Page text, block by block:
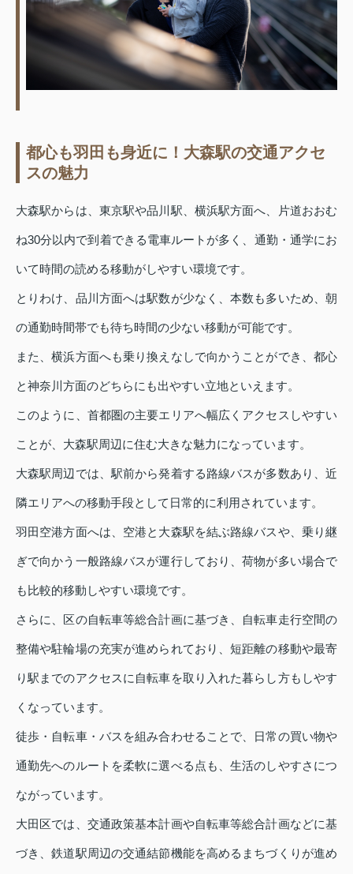
都心も羽田も身近に！大森駅の交通アクセ
スの魅力
大森駅からは、東京駅や品川駅、横浜駅方面へ、片道おおむ
ね30分以内で到着できる電車ルートが多く、通勤・通学にお
いて時間の読める移動がしやすい環境です。
とりわけ、品川方面へは駅数が少なく、本数も多いため、朝
の通勤時間帯でも待ち時間の少ない移動が可能です。
また、横浜方面へも乗り換えなしで向かうことができ、都心
と神奈川方面のどちらにも出やすい立地といえます。
このように、首都圏の主要エリアへ幅広くアクセスしやすい
ことが、大森駅周辺に住む大きな魅力になっています。
大森駅周辺では、駅前から発着する路線バスが多数あり、近
隣エリアへの移動手段として日常的に利用されています。
羽田空港方面へは、空港と大森駅を結ぶ路線バスや、乗り継
ぎで向かう一般路線バスが運行しており、荷物が多い場合で
も比較的移動しやすい環境です。
さらに、区の自転車等総合計画に基づき、自転車走行空間の
整備や駐輪場の充実が進められており、短距離の移動や最寄
り駅までのアクセスに自転車を取り入れた暮らし方もしやす
くなっています。
徒歩・自転車・バスを組み合わせることで、日常の買い物や
通勤先へのルートを柔軟に選べる点も、生活のしやすさにつ
ながっています。
大田区では、交通政策基本計画や自転車等総合計画などに基
づき、鉄道駅周辺の交通結節機能を高めるまちづくりが進め